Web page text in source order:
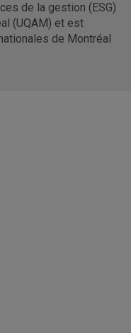
de la gestion (ESG)
(UQAM) et est
de Montréal